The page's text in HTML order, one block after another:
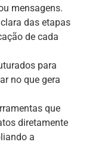
mensagens.
das etapas
de cada
para
no que gera
que
diretamente
a